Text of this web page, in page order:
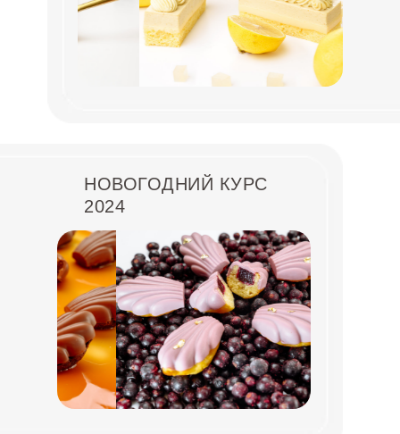
НОВОГОДНИЙ КУРС
2024